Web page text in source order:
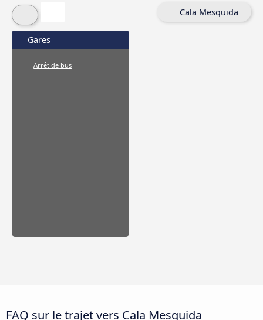
Gares
Arrêt de bus
Cala Mesquida
FAQ sur le trajet vers Cala Mesquida